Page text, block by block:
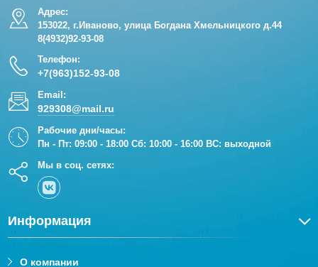
Адрес:
153022, г.Иваново, улица Богдана Хмельницкого д.44
8(4932)92-93-08
Телефон:
+7(963)152-93-08
Email:
929308@mail.ru
Рабочие дни/часы:
Пн - Пт: 09:00 - 18:00 Сб: 10:00 - 16:00 ВС: выходной
Мы в соц. сетях:
Информация
О компании